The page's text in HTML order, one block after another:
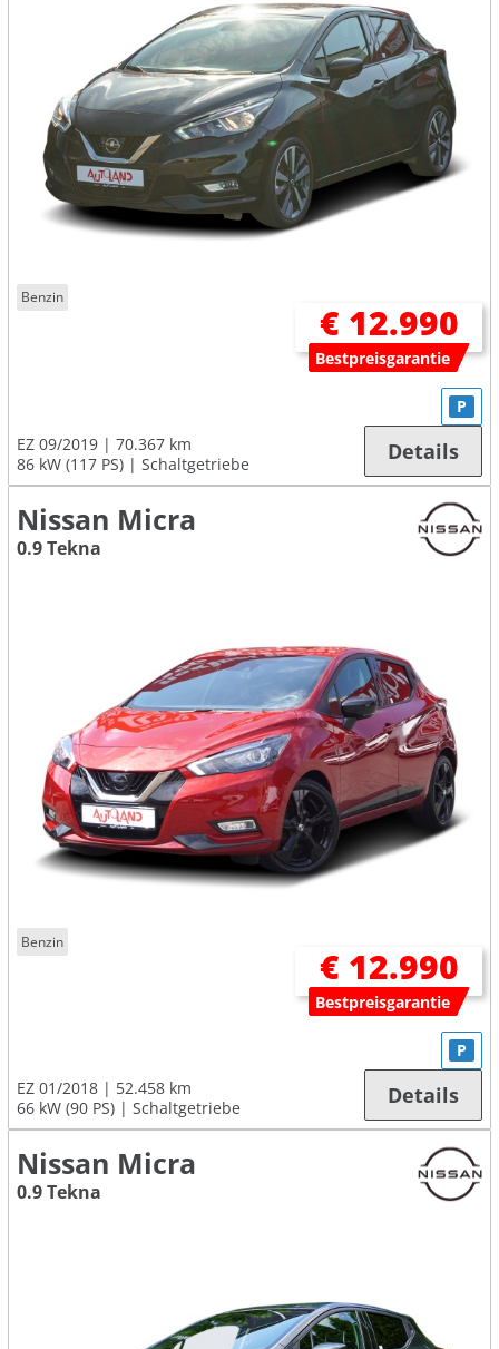
Benzin
€ 12.990
Bestpreisgarantie
EZ 09/2019
70.367 km
86 kW (117 PS)
Schaltgetriebe
P
Details
Nissan Micra
0.9 Tekna
Benzin
€ 12.990
Bestpreisgarantie
EZ 01/2018
52.458 km
66 kW (90 PS)
Schaltgetriebe
P
Details
Nissan Micra
0.9 Tekna